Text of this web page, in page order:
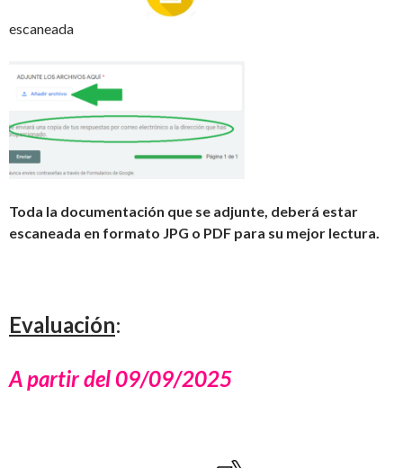
escaneada
Toda la documentación que se adjunte, deberá estar
escaneada en formato JPG o PDF para su mejor lectura.
Evaluación:
A partir del 09/09/2025